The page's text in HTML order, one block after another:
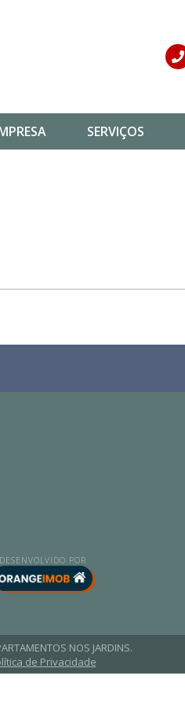
SERVIÇOS
DESENVOLVIDO POR
NOS JARDINS.
de Privacidade